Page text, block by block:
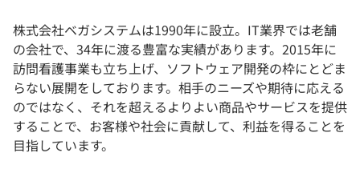
株式会社ベガシステムは1990年に設立。IT業界では老舗
の会社で、34年に渡る豊富な実績があります。2015年に
訪問看護事業も立ち上げ、ソフトウェア開発の枠にとどま
らない展開をしております。相手のニーズや期待に応える
のではなく、それを超えるよりよい商品やサービスを提供
することで、お客様や社会に貢献して、利益を得ることを
目指しています。